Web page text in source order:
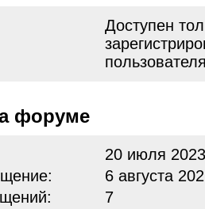
Доступен
форуме
20 июля
6 августа
7